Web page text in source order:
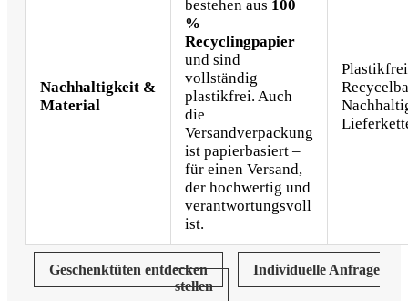
Nachhaltigkeit &
Material
bestehen aus 100
%
Recyclingpapier
und sind
vollständig
plastikfrei. Auch
die
Versandverpackung
ist papierbasiert –
für einen Versand,
der hochwertig und
verantwortungsvoll
ist.
Plastikfrei
Geschenktüten entdecken
Individuelle Anfrage
stellen